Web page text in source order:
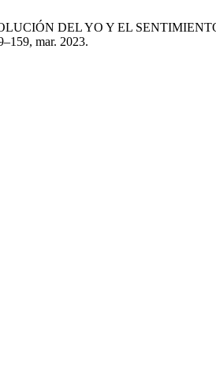
DEL YO Y EL
mar. 2023.